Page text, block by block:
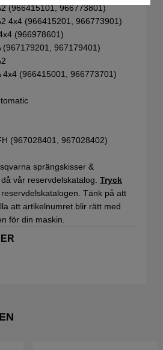
(966415101, 966773801)
4x4 (966415201, 966773901)
(966978601)
(967179201, 967179401)
4x4 (966415001, 966773701)
(967028401, 967028402)
sprängskisser &
vår reservdelskatalog. Tryck
Tänk på att
att artikelnumret blir rätt med
för din maskin.